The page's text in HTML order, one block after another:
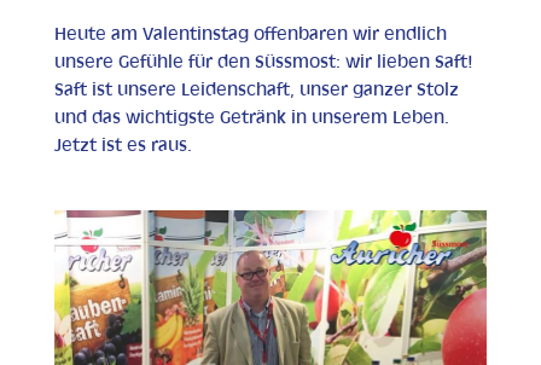
Heute am Valentinstag offenbaren wir endlich
unsere Gefühle für den Süssmost: wir lieben Saft!
Saft ist unsere Leidenschaft, unser ganzer Stolz
und das wichtigste Getränk in unserem Leben.
Jetzt ist es raus.